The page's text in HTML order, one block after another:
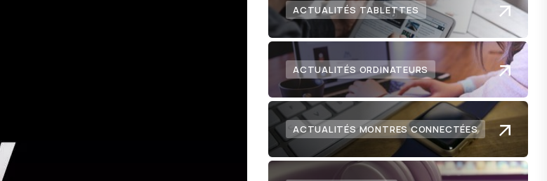
ACTUALITÉS TABLETTES
ACTUALITÉS ORDINATEURS
ACTUALITÉS MONTRES CONNECTÉES